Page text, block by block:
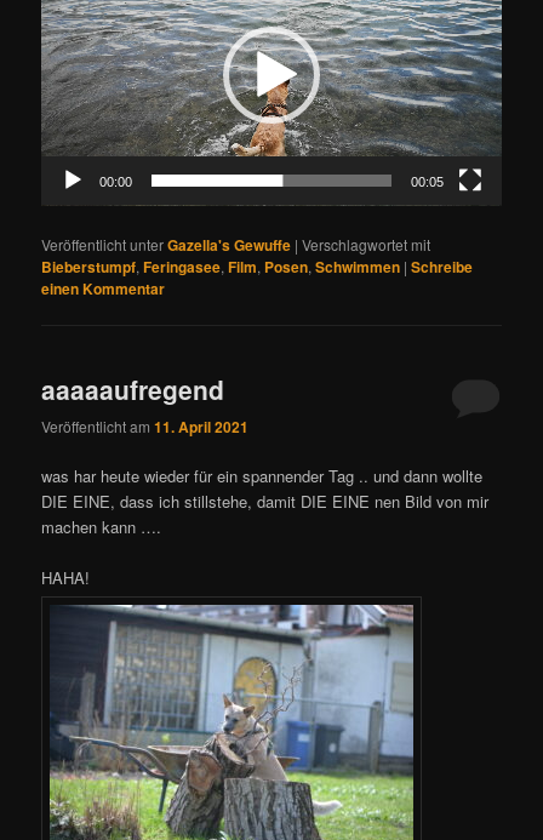
00:00 00:05
Veröffentlicht unterGazella's Gewuffe |Verschlagwortet mit
Bieberstumpf,Feringasee,Film, Posen,Schwimmen |Schreibe
einen Kommentar
aaaaaufregend
Veröffentlicht am11. April 2021
was har heute wieder für ein spannender Tag .. und dann wollte
DIE EINE, dass ich stillstehe, damit DIE EINE nen Bild von mir
machen kann ….
HAHA!